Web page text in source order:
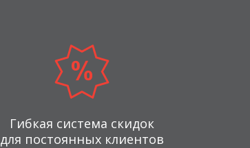
Гибкая система скидок
для постоянных клиентов